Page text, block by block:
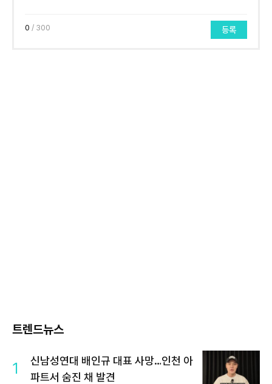
0 / 300 등록
트렌드뉴스
1
신남성연대 배인규 대표 사망…인천 아
파트서 숨진 채 발견